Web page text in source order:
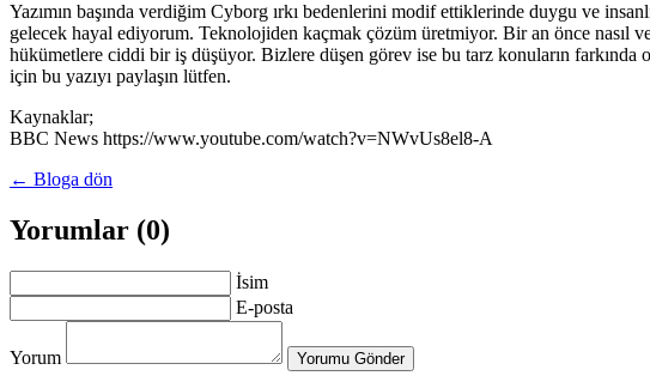
Yazımın başında verdiğim Cyborg ırkı bedenlerini modif ettiklerinde duygu ve
gelecek hayal ediyorum. Teknolojiden kaçmak çözüm üretmiyor. Bir an önce nasıl
hükümetlere ciddi bir iş düşüyor. Bizlere düşen görev ise bu tarz konuların farkında
için bu yazıyı paylaşın lütfen.
Kaynaklar;
BBC News https://www.youtube.com/watch?v=NWvUs8el8-A
← Bloga dön
Yorumlar (0)
İsim
E-posta
Yorum Yorumu Gönder